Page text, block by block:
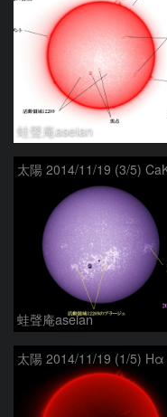
蛙聲庵aseian
蛙聲庵aseian